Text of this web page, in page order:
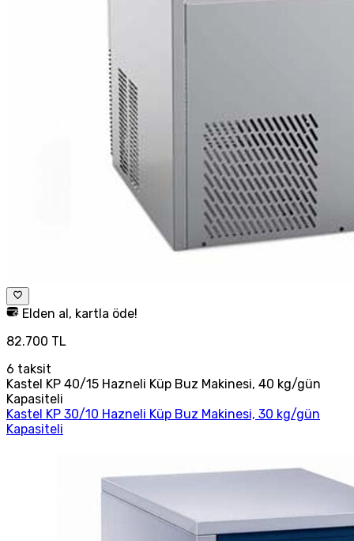
Elden al, kartla öde!
82.700 TL
6 taksit
Kastel KP 40/15 Hazneli Küp Buz Makinesi, 40 kg/gün
Kapasiteli
Kastel KP 30/10 Hazneli Küp Buz Makinesi, 30 kg/gün
Kapasiteli